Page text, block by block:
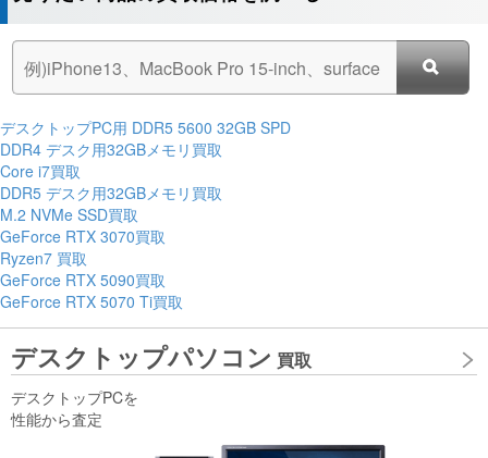
デスクトップPC用 DDR5 5600 32GB SPD
DDR4 デスク用32GBメモリ買取
Core i7買取
DDR5 デスク用32GBメモリ買取
M.2 NVMe SSD買取
GeForce RTX 3070買取
Ryzen7 買取
GeForce RTX 5090買取
GeForce RTX 5070 Ti買取
デスクトップパソコン 買取
デスクトップPCを
性能から査定